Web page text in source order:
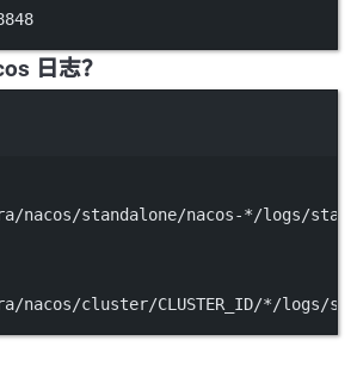
日志？
nacos/standalone/nacos-*/logs/
cluster/CLUSTER_ID/*/logs/